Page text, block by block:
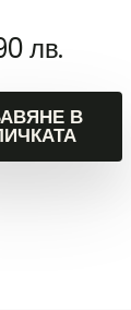
лв.
В